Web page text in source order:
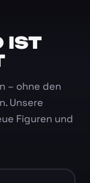
IST
– ohne den
Unsere
Figuren und